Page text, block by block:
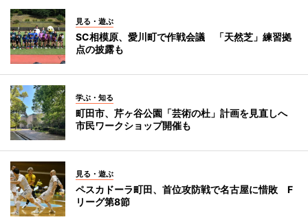
見る・遊ぶ
SC相模原、愛川町で作戦会議 「天然芝」練習拠
点の披露も
学ぶ・知る
町田市、芹ヶ谷公園「芸術の杜」計画を見直しへ
市民ワークショップ開催も
見る・遊ぶ
ペスカドーラ町田、首位攻防戦で名古屋に惜敗 F
リーグ第8節